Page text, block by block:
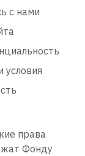
с нами
условия
права
Фонду